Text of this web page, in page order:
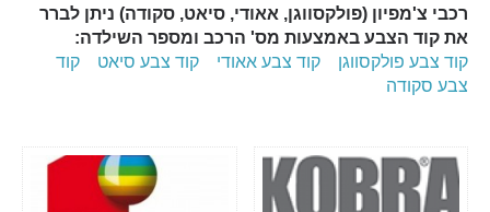
רכבי צ'מפיון (פולקסווגן, אאודי, סיאט, סקודה) ניתן לברר
את קוד הצבע באמצעות מס' הרכב ומספר השילדה:
קוד צבע פולקסווגן
קוד צבע אאודי קוד צבע סיאט
קוד
צבע סקודה